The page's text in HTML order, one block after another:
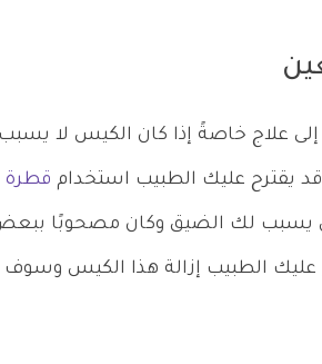
علاج خاصةً إذا كان الكيس لا
يقترح عليك الطبيب استخدام قطرة
يسبب لك الضيق وكان مصحوبًا
الطبيب إزالة هذا الكيس وسوف